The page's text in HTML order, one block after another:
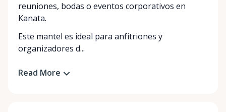
reuniones, bodas o eventos corporativos en
Kanata.
Este mantel es ideal para anfitriones y
organizadores d...
Read More